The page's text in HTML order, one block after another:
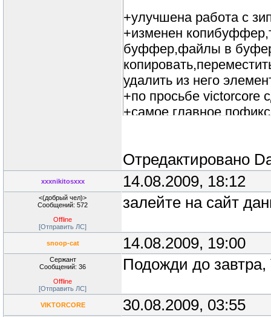
+улучшена работа с
+изменен
буффер,файлы в
удалить из него
+по просьбе victorcore
+самое главное
Отредактировано
xxxnikitosxxx 14.08.2009, 18:12
<(добрый чел)>
Сообщений: 572
Offline
[Отправить ЛС]
залейте на сайт
snoop-cat 14.08.2009, 19:00
Сержант
Сообщений: 36
Offline
[Отправить ЛС]
Подожди до
VIKTORCORE 30.08.2009, 03:55